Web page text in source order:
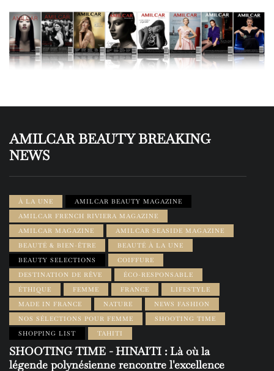
AMILCAR BEAUTY BREAKING
NEWS
À LA UNE
AMILCAR BEAUTY MAGAZINE
AMILCAR FRENCH RIVIERA MAGAZINE
AMILCAR MAGAZINE
AMILCAR SEASIDE MAGAZINE
BEAUTÉ & BIEN-ÊTRE
BEAUTÉ À LA UNE
BEAUTY SELECTIONS
COIFFURE
DESTINATION DE RÊVE
ÉCO-RESPONSABLE
ÉTHIQUE
FEMME FRANCE
LIFESTYLE
MADE IN FRANCE
NATURE
NEWS FASHION
NOS SÉLECTIONS POUR FEMME
SHOOTING TIME
SHOPPING LIST
TAHITI
SHOOTING TIME - HINAITI : Là où la
légende polynésienne rencontre l'excellence